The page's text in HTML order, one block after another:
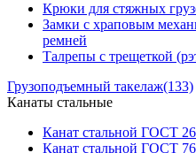
Крюки для стяжных
Замки с храповым
ремней
Талрепы с трещеткой
Грузоподъемный такелаж(133)
Канаты стальные
Канат стальной ГОСТ
Канат стальной ГОСТ